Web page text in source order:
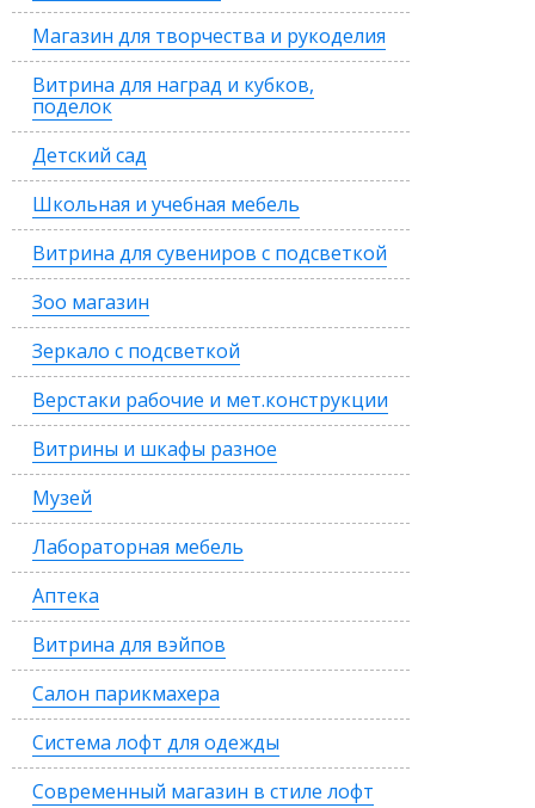
Магазин для творчества и рукоделия
Витрина для наград и кубков,
поделок
Детский сад
Школьная и учебная мебель
Витрина для сувениров с подсветкой
Зоо магазин
Зеркало с подсветкой
Верстаки рабочие и мет.конструкции
Витрины и шкафы разное
Музей
Лабораторная мебель
Аптека
Витрина для вэйпов
Салон парикмахера
Система лофт для одежды
Современный магазин в стиле лофт